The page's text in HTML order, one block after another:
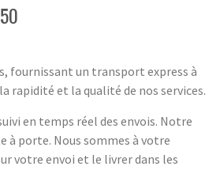
fournissant un transport express à
rapidité et la qualité de nos services.
en temps réel des envois. Notre
à porte. Nous sommes à votre
votre envoi et le livrer dans les